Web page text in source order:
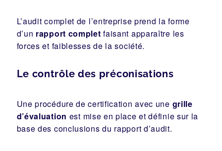
L’audit complet de l’entreprise prend la forme
d’un rapport complet faisant apparaître les
forces et faiblesses de la société.
Le contrôle des préconisations
Une procédure de certification avec une grille
d’évaluation est mise en place et définie sur la
base des conclusions du rapport d’audit.